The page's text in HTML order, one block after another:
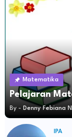
Matematika
Pelajaran
By - Denny Febiana
IPA